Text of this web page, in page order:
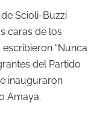
Scioli-Buzzi
caras de los
“Nunca
del Partido
inauguraron
Amaya.